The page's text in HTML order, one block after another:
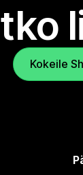
Kokeile